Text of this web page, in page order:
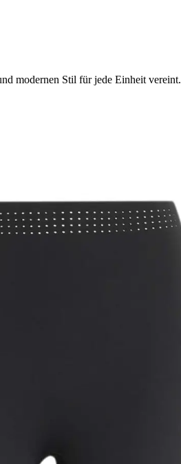
modernen Stil für jede Einheit vereint.